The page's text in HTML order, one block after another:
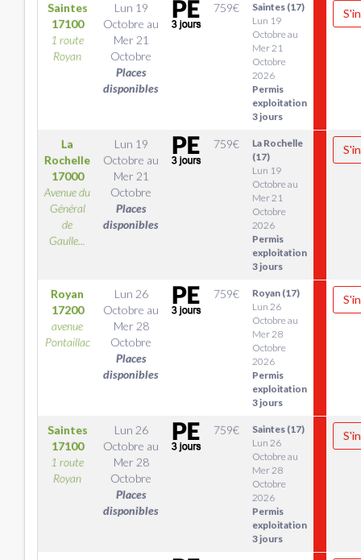
Saintes
17100
1 route
Royan
Lun 19
Octobre au
Mer 21
Octobre
Places
disponibles
759€
Saintes (17)
Lun 19
Octobre au
Mer 21
Octobre
2026
Permis
exploitation
3 jours
La
Rochelle
17000
Avenue du
Général
de
Gaulle...
Lun 19
Octobre au
Mer 21
Octobre
Places
disponibles
759€
La Rochelle
(17)
Lun 19
Octobre au
Mer 21
Octobre
2026
Permis
exploitation
3 jours
Royan
17200
avenue
Pontaillac
Lun 26
Octobre au
Mer 28
Octobre
Places
disponibles
759€
Royan (17)
Lun 26
Octobre au
Mer 28
Octobre
2026
Permis
exploitation
3 jours
Saintes
17100
1 route
Royan
Lun 26
Octobre au
Mer 28
Octobre
Places
disponibles
759€
Saintes (17)
Lun 26
Octobre au
Mer 28
Octobre
2026
Permis
exploitation
3 jours